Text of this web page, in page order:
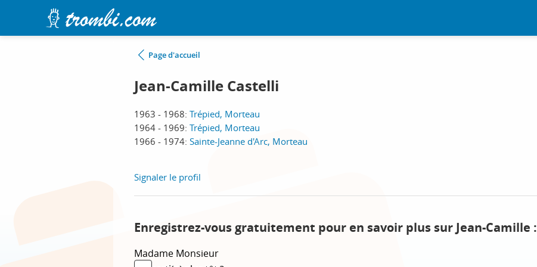
Page d'accueil
Jean-Camille Castelli
1963 - 1968: Trépied, Morteau
1964 - 1969: Trépied, Morteau
1966 - 1974: Sainte-Jeanne d'Arc, Morteau
Signaler le profil
Enregistrez-vous gratuitement pour en savoir plus sur Jean-Camille :
Madame Monsieur